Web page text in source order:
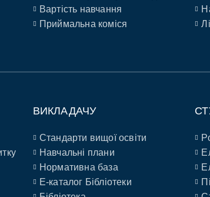
Вартість навчання
Приймальна коміся
ВИКЛАДАЧУ
Стандарти вищої освіти
Навчальні плани
Нормативна база
E-каталог Бібліотеки